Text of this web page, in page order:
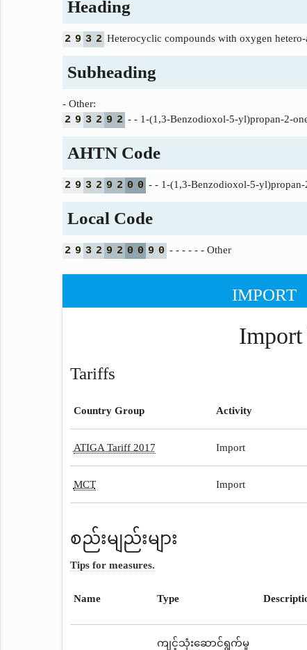
Heading
2 9 3 2 Heterocyclic compounds with oxygen
Subheading
- Other:
2 9 3 2 9 2 - - 1-(1,3-Benzodioxol-5-yl)propan-2-
AHTN Code
2 9 3 2 9 2 0 0 - - 1-(1,3-Benzodioxol-5-yl)propan-
Local Code
2 9 3 2 9 2 0 0 9 0 - - - - - - Other
IMPORT
Import
Tariffs
Country Group Activity
ATIGA Tariff 2017 Import
MCT Import
စည်းမျည်းများ
Tips for measures.
Name Type
ကျင့်သုံးဆောင်ရွက်မှု